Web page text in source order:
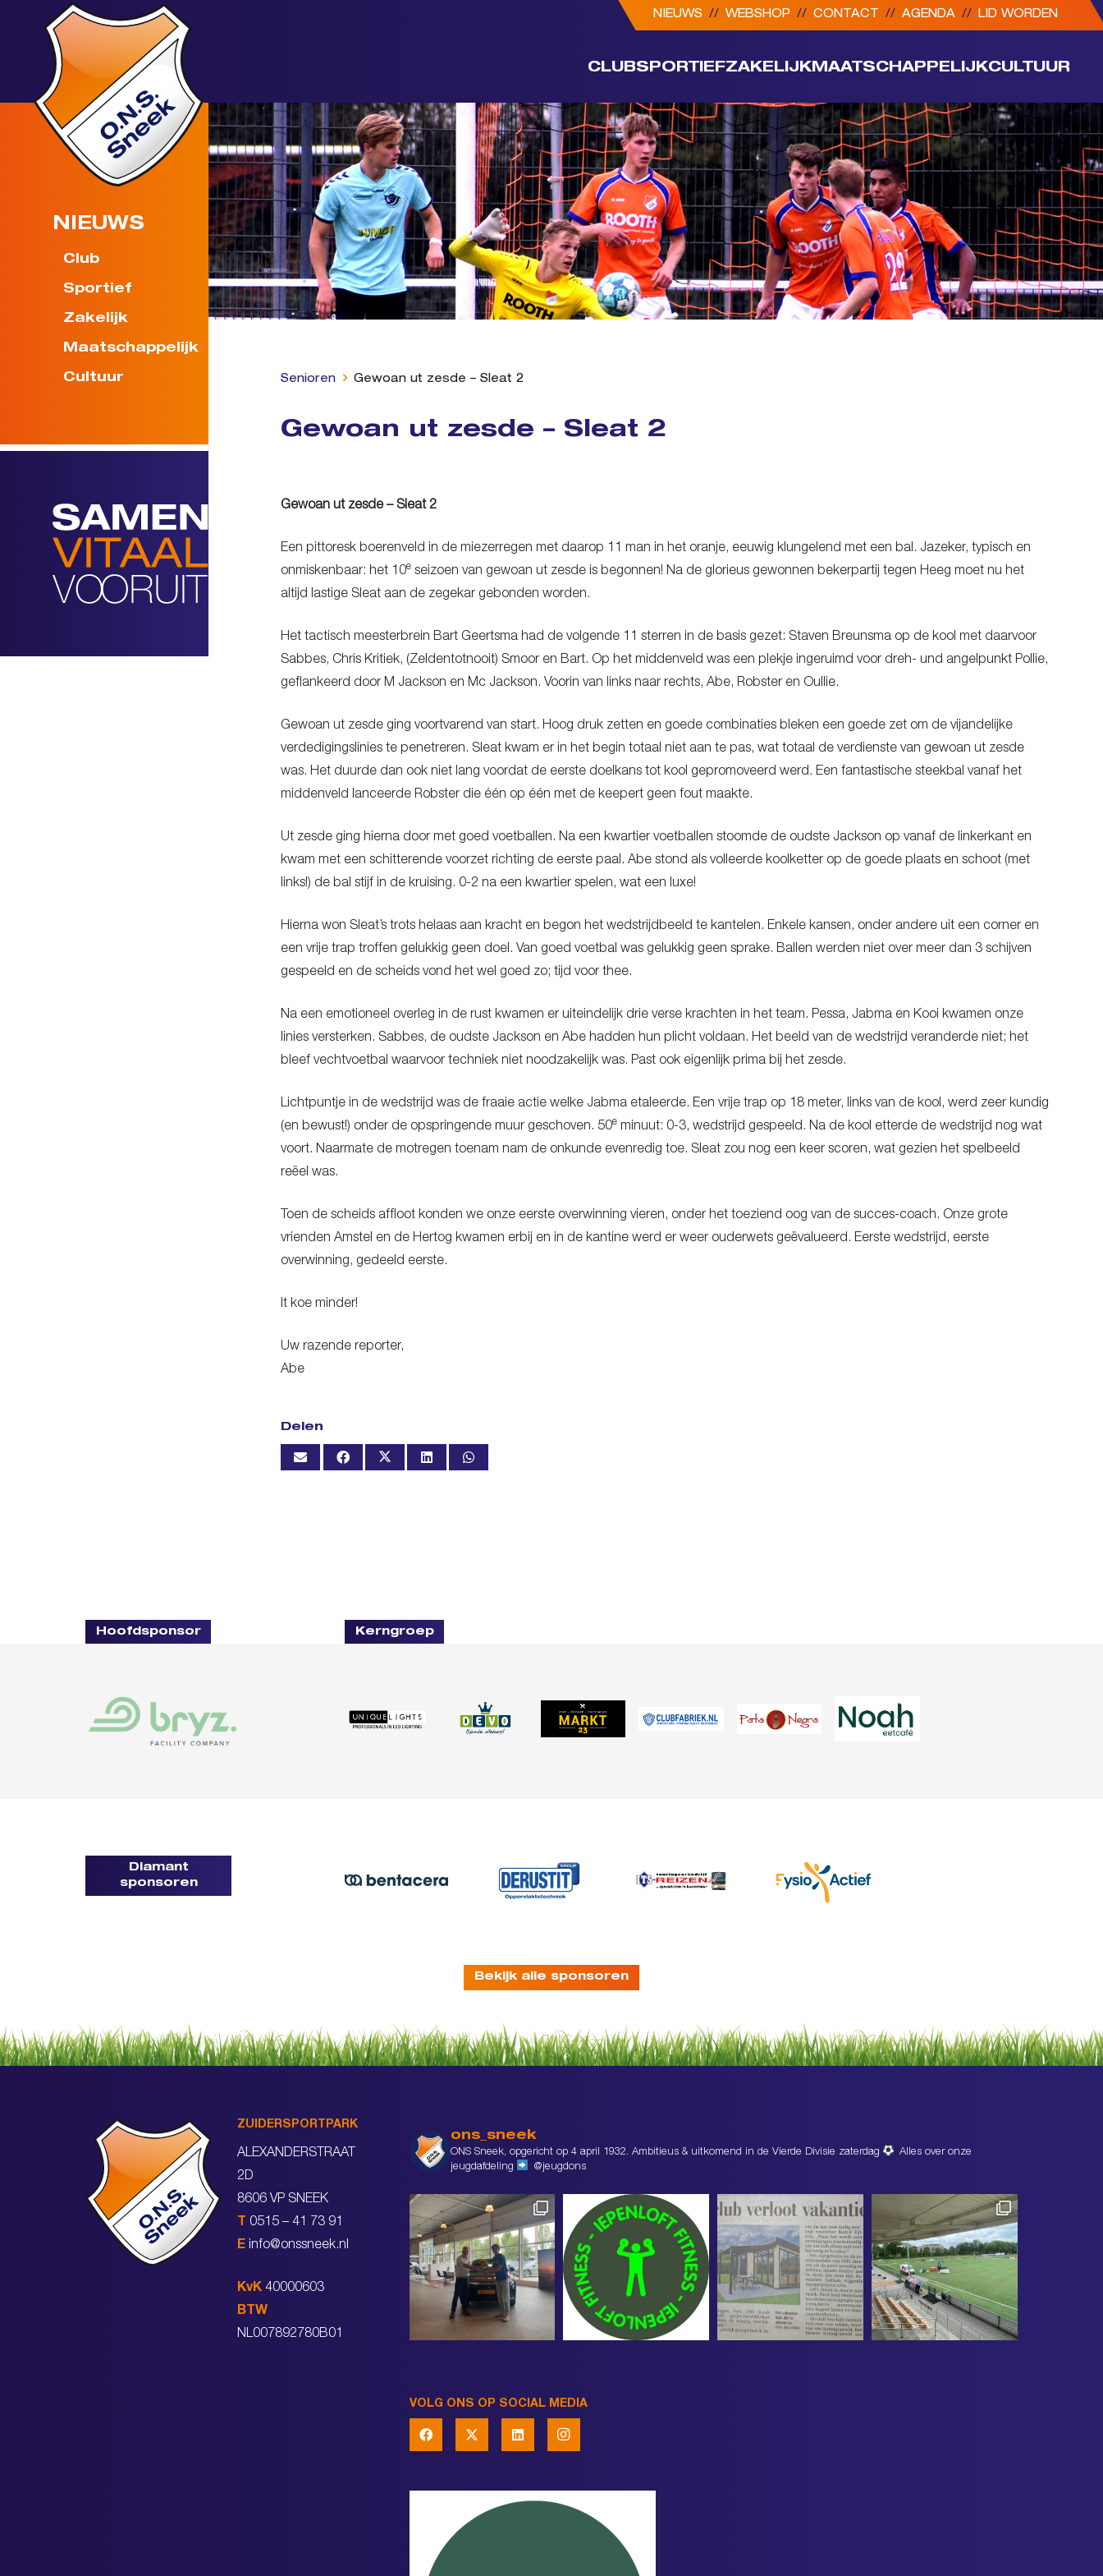
NIEUWS // WEBSHOP // CONTACT // AGENDA // LID WORDEN
CLUBSPORTIEFZAKELIJK MAATSCHAPPELIJKCULTUUR
NIEUWS
Club
Sportief
Zakelijk
Maatschappelijk
Cultuur Senioren Gewoan ut zesde – Sleat 2
Gewoan ut zesde – Sleat 2
Gewoan ut zesde – Sleat 2
Een pittoresk boerenveld in de miezerregen met daarop 11 man in het oranje, eeuwig klungelend met een bal. Jazeker, typisch en
onmiskenbaar: het 10e seizoen van gewoan ut zesde is begonnen! Na de glorieus gewonnen bekerpartij tegen Heeg moet nu het
altijd lastige Sleat aan de zegekar gebonden worden.
Het tactisch meesterbrein Bart Geertsma had de volgende 11 sterren in de basis gezet: Staven Breunsma op de kool met daarvoor
Sabbes, Chris Kritiek, (Zeldentotnooit) Smoor en Bart. Op het middenveld was een plekje ingeruimd voor dreh- und angelpunkt Pollie,
geflankeerd door M Jackson en Mc Jackson. Voorin van links naar rechts, Abe, Robster en Oullie.
Gewoan ut zesde ging voortvarend van start. Hoog druk zetten en goede combinaties bleken een goede zet om de vijandelijke
verdedigingslinies te penetreren. Sleat kwam er in het begin totaal niet aan te pas, wat totaal de verdienste van gewoan ut zesde
was. Het duurde dan ook niet lang voordat de eerste doelkans tot kool gepromoveerd werd. Een fantastische steekbal vanaf het
middenveld lanceerde Robster die één op één met de keepert geen fout maakte.
Ut zesde ging hierna door met goed voetballen. Na een kwartier voetballen stoomde de oudste Jackson op vanaf de linkerkant en
kwam met een schitterende voorzet richting de eerste paal. Abe stond als volleerde koolketter op de goede plaats en schoot (met
links!) de bal stijf in de kruising. 0-2 na een kwartier spelen, wat een luxe!
Hierna won Sleat’s trots helaas aan kracht en begon het wedstrijdbeeld te kantelen. Enkele kansen, onder andere uit een corner en
een vrije trap troffen gelukkig geen doel. Van goed voetbal was gelukkig geen sprake. Ballen werden niet over meer dan 3 schijven
gespeeld en de scheids vond het wel goed zo; tijd voor thee.
Na een emotioneel overleg in de rust kwamen er uiteindelijk drie verse krachten in het team. Pessa, Jabma en Kooi kwamen onze
linies versterken. Sabbes, de oudste Jackson en Abe hadden hun plicht voldaan. Het beeld van de wedstrijd veranderde niet; het
bleef vechtvoetbal waarvoor techniek niet noodzakelijk was. Past ook eigenlijk prima bij het zesde.
Lichtpuntje in de wedstrijd was de fraaie actie welke Jabma etaleerde. Een vrije trap op 18 meter, links van de kool, werd zeer kundig
(en bewust!) onder de opspringende muur geschoven. 50e minuut: 0-3, wedstrijd gespeeld. Na de kool etterde de wedstrijd nog wat
voort. Naarmate de motregen toenam nam de onkunde evenredig toe. Sleat zou nog een keer scoren, wat gezien het spelbeeld
reëel was.
Toen de scheids affloot konden we onze eerste overwinning vieren, onder het toeziend oog van de succes-coach. Onze grote
vrienden Amstel en de Hertog kwamen erbij en in de kantine werd er weer ouderwets geëvalueerd. Eerste wedstrijd, eerste
overwinning, gedeeld eerste.
It koe minder!
Uw razende reporter,
Abe
Delen
Hoofdsponsor Kerngroep
Diamant
sponsoren
Bekijk alle sponsoren
ZUIDERSPORTPARK
ALEXANDERSTRAAT
2D
8606 VP SNEEK
T 0515 – 41 73 91
E info@onssneek.nl
KvK 40000603
BTW
NL007892780B01
ons_sneek
ONS Sneek, opgericht op 4 april 1932. Ambitieus & uitkomend in de Vierde Divisie zaterdag
Alles over onze
jeugdafdeling
@jeugdons
VOLG ONS OP SOCIAL MEDIA